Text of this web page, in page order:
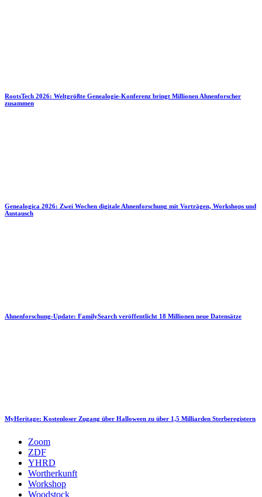
RootsTech 2026: Weltgrößte Genealogie-Konferenz bringt Millionen Ahnenforscher
zusammen
Genealogica 2026: Zwei Wochen digitale Ahnenforschung mit Vorträgen, Workshops und
Austausch
Ahnenforschung-Update: FamilySearch veröffentlicht 18 Millionen neue Datensätze
MyHeritage: Kostenloser Zugang über Halloween zu über 1,5 Milliarden Sterberegistern
Zoom
ZDF
YHRD
Wortherkunft
Workshop
Woodstock